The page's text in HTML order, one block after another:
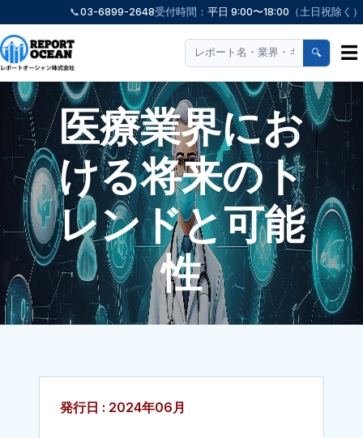
📞03-6899-2648受付時間： 平日 9:00〜18:00 （土日祝除く）
🔍 ☰
医療業界にお
ける将来のト
レンドと可能
性
発行日 : 2024年06月